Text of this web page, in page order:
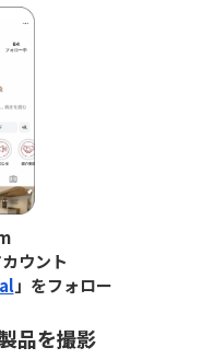
ウント
」をフォロー
品を撮影